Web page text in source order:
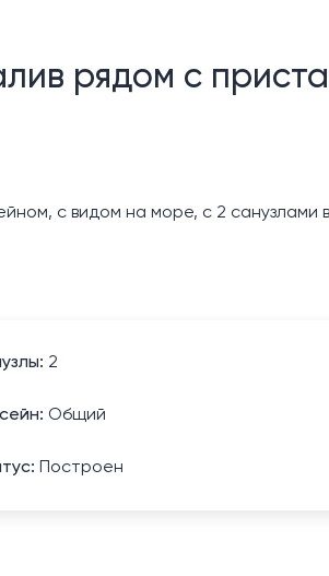
рядом с
с видом на море, с 2 санузлами
2
Общий
Построен